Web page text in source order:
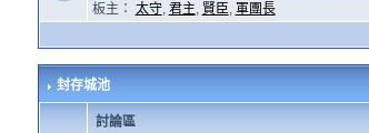
板主： 太守, 君主, 賢臣, 軍團長
封存城池
討論區